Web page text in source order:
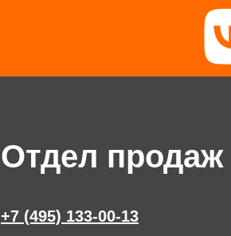
+7 (495) 133-00-13
Отдел